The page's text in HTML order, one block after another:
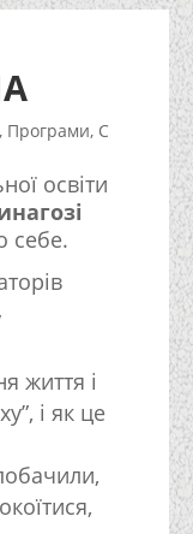
, Програми, С
освіти
себе.
життя і
і як це